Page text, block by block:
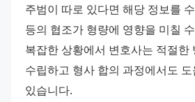
주범이 따로 있다면 해당 정보를
등의 협조가 형량에 영향을 미칠
복잡한 상황에서 변호사는 적절한
수립하고 형사 합의 과정에서도
있습니다.